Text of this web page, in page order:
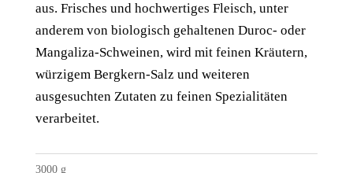
aus. Frisches und hochwertiges Fleisch, unter
anderem von biologisch gehaltenen Duroc- oder
Mangaliza-Schweinen, wird mit feinen Kräutern,
würzigem Bergkern-Salz und weiteren
ausgesuchten Zutaten zu feinen Spezialitäten
verarbeitet.
3000 g